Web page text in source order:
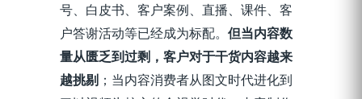
号、白皮书、客户案例、直播、课件、客
户答谢活动等已经成为标配。 但当内容数
量从匮乏到过剩，客户对于干货内容越来
越挑剔 ；当内容消费者从图文时代进化到